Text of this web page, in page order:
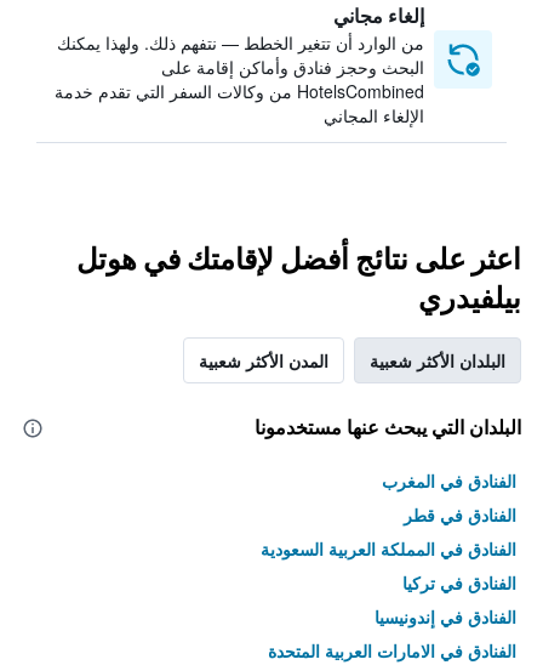
إلغاء مجاني
من الوارد أن تتغير الخطط — نتفهم ذلك. ولهذا يمكنك
البحث وحجز فنادق وأماكن إقامة على
HotelsCombined من وكالات السفر التي تقدم خدمة
الإلغاء المجاني
اعثر على نتائج أفضل لإقامتك في هوتل
بيلفيدري
البلدان الأكثر شعبية المدن الأكثر شعبية
البلدان التي يبحث عنها مستخدمونا
الفنادق في المغرب
الفنادق في قطر
الفنادق في المملكة العربية السعودية
الفنادق في تركيا
الفنادق في إندونيسيا
الفنادق في الامارات العربية المتحدة